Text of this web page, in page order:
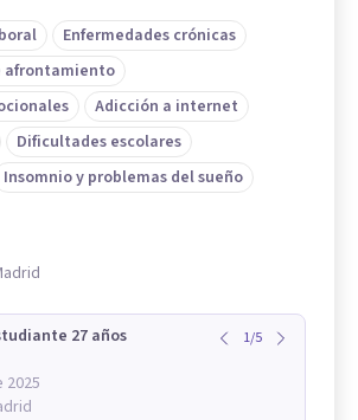
Enfermedades crónicas
afrontamiento
Adicción a internet
Dificultades escolares
Insomnio y problemas del sueño
27 años
1/5